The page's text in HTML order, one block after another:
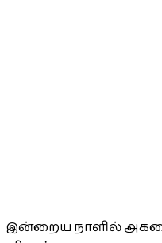
இன்றைய நாளில்